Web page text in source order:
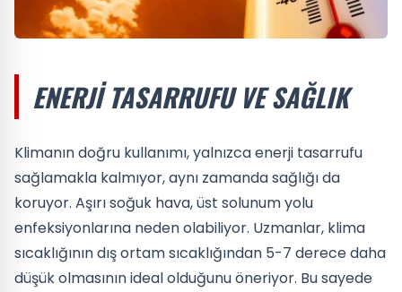
ENERJI TASARRUFU VE SAĞLIK
Klimanın doğru kullanımı, yalnızca enerji tasarrufu
sağlamakla kalmıyor, aynı zamanda sağlığı da
koruyor. Aşırı soğuk hava, üst solunum yolu
enfeksiyonlarına neden olabiliyor. Uzmanlar, klima
sıcaklığının dış ortam sıcaklığından 5-7 derece daha
düşük olmasının ideal olduğunu öneriyor. Bu sayede